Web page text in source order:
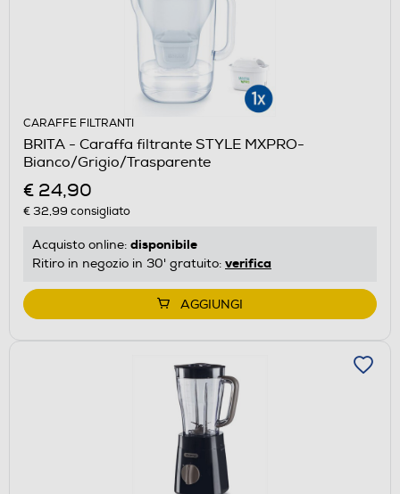
CARAFFE FILTRANTI
BRITA - Caraffa filtrante STYLE MXPRO-
Bianco/Grigio/Trasparente
€ 24,90
€ 32,99 consigliato
Acquisto online: disponibile
Ritiro in negozio in 30' gratuito: verifica
AGGIUNGI